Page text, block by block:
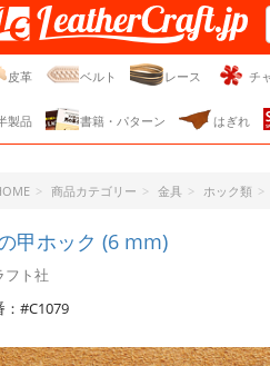
ザークラフト・ドット・
ェーピー
皮革 ベルト レース チ
製品 書籍・パターン はぎれ
商品カテゴリー 金具 ホック類
甲ホック (6 mm)
フト社
：#C1079